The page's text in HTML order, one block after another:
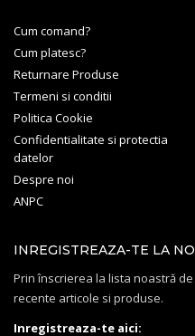
Cum comand?
Cum platesc?
Returnare Produse
Termeni si conditii
Politica Cookie
Confidentialitate si protectia
datelor
Despre noi
ANPC
INREGISTREAZA-TE LA
Prin înscrierea la lista noastră
recente articole si produse.
Inregistreaza-te aici: